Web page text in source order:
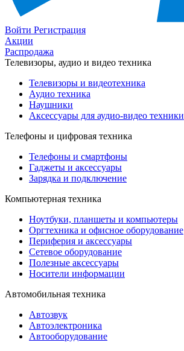
Войти Регистрация
Акции
Распродажа
Телевизоры, аудио и видео техника
Телевизоры и видеотехника
Аудио техника
Наушники
Аксессуары для аудио-видео техники
Телефоны и цифровая техника
Телефоны и смартфоны
Гаджеты и аксессуары
Зарядка и подключение
Компьютерная техника
Ноутбуки, планшеты и компьютеры
Оргтехника и офисное оборудование
Периферия и аксессуары
Cетевое оборудование
Полезные аксессуары
Носители информации
Автомобильная техника
Автозвук
Автоэлектроника
Автооборудование